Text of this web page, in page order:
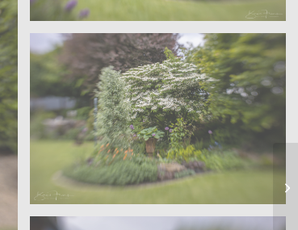
Offene Gärten – Wohngarten
Sanders – Velen
Offene Gärten – Wohngarten
Sanders – Velen